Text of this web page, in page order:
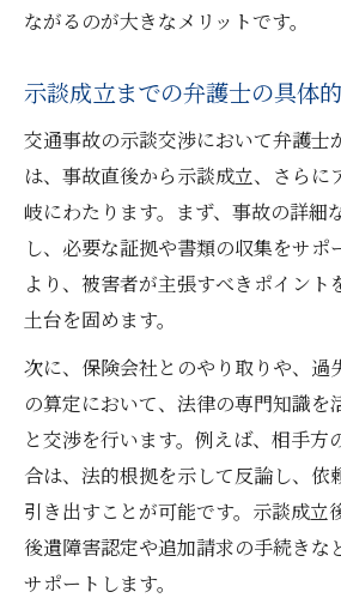
ながるのが大きなメリットです。
示談成立までの弁護士の具体
交通事故の示談交渉において弁護士
は、事故直後から示談成立、さらに
岐にわたります。まず、事故の詳細
し、必要な証拠や書類の収集をサポ
より、被害者が主張すべきポイント
土台を固めます。
次に、保険会社とのやり取りや、過
の算定において、法律の専門知識を
と交渉を行います。例えば、相手方
合は、法的根拠を示して反論し、依
引き出すことが可能です。示談成立
後遺障害認定や追加請求の手続きな
サポートします。